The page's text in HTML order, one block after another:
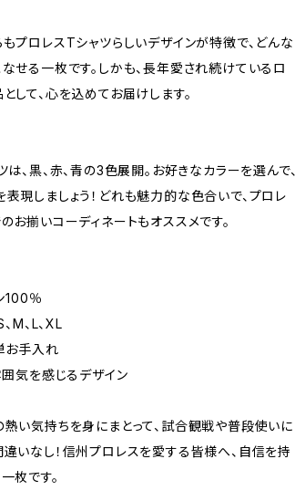
プロレスTシャツらしいデザインが特徴で、どんな
せる一枚です。しかも、長年愛され続けているロ
して、心を込めてお届けします。
は、黒、赤、青の3色展開。お好きなカラーを選んで、
現しましょう！どれも魅力的な色合いで、プロレ
お揃いコーディネートもオススメです。
100％
M、L、XL
お手入れ
気を感じるデザイン
い気持ちを身にまとって、試合観戦や普段使いに
いなし！信州プロレスを愛する皆様へ、自信を持
枚です。